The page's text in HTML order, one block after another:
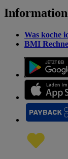
Was koche
BMI